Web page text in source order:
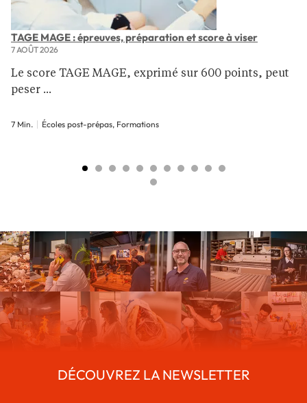
TAGE MAGE : épreuves, préparation et score à viser
7 AOÛT 2026
Le score TAGE MAGE, exprimé sur 600 points, peut
peser ...
7 Min. Écoles post-prépas, Formations
DÉCOUVREZ LA NEWSLETTER